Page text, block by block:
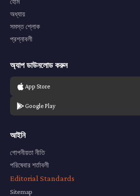
অধ্যায়
সমস্ত শ্লোক
প্রশ্নাবলী
অ্যাপ ডাউনলোড করুন
App Store
Google Play
আইনি
গোপনীয়তা নীতি
পরিষেবার শর্তাবলী
Editorial Standards
Sitemap